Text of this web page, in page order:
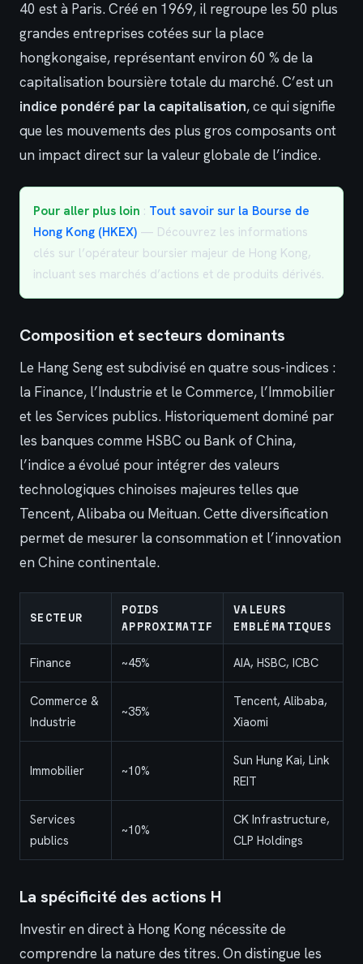
40 est à Paris. Créé en 1969, il regroupe les 50 plus
grandes entreprises cotées sur la place
hongkongaise, représentant environ 60 % de la
capitalisation boursière totale du marché. C’est un
indice pondéré par la capitalisation, ce qui signifie
que les mouvements des plus gros composants ont
un impact direct sur la valeur globale de l’indice.
Pour aller plus loin : Tout savoir sur la Bourse de
Hong Kong (HKEX) — Découvrez les informations
clés sur l’opérateur boursier majeur de Hong Kong,
incluant ses marchés d’actions et de produits dérivés.
Composition et secteurs dominants
Le Hang Seng est subdivisé en quatre sous-indices :
la Finance, l’Industrie et le Commerce, l’Immobilier
et les Services publics. Historiquement dominé par
les banques comme HSBC ou Bank of China,
l’indice a évolué pour intégrer des valeurs
technologiques chinoises majeures telles que
Tencent, Alibaba ou Meituan. Cette diversification
permet de mesurer la consommation et l’innovation
en Chine continentale.
SECTEUR
POIDS
APPROXIMATIF
VALEURS
EMBLÉMATIQUES
Finance ~45% AIA, HSBC, ICBC
Commerce &
Industrie
~35%
Tencent, Alibaba,
Xiaomi
Immobilier ~10%
Sun Hung Kai, Link
REIT
Services
publics
~10%
CK Infrastructure,
CLP Holdings
La spécificité des actions H
Investir en direct à Hong Kong nécessite de
comprendre la nature des titres. On distingue les